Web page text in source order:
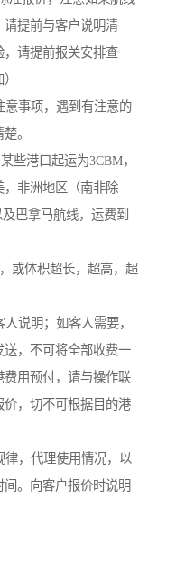
提前与客户说明清
，请提前报关安排查
意事项，遇到有注意的
。
些港口起运为3CBM，
非洲地区（南非除
巴拿马航线，运费到
或体积超长，超高，超
说明；如客人需要，
，不可将全部收费一
用预付，请与操作联
，切不可根据目的港
律，代理使用情况，以
。向客户报价时说明